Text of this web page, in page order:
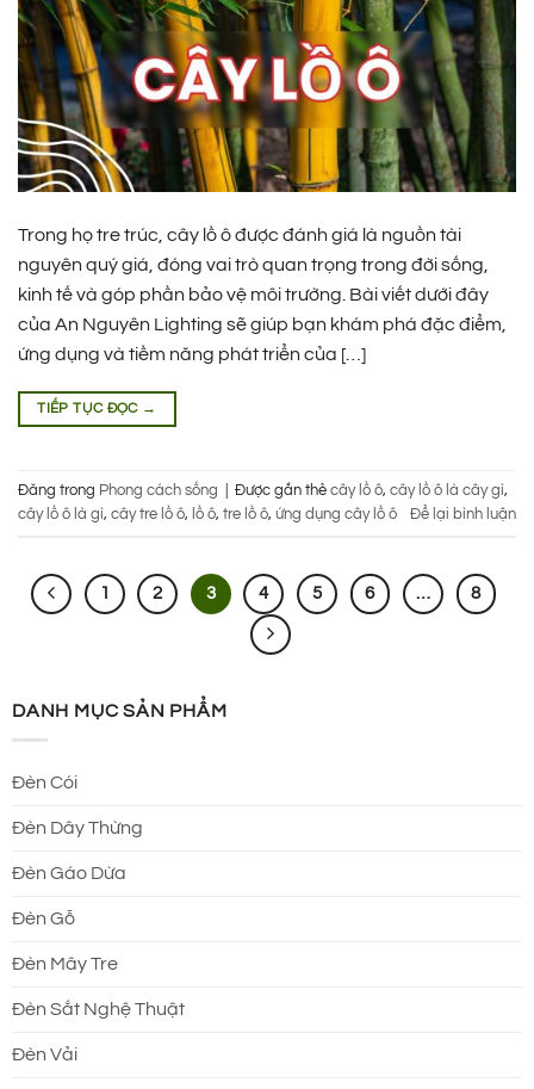
Trong họ tre trúc, cây lồ ô được đánh giá là nguồn tài
nguyên quý giá, đóng vai trò quan trọng trong đời sống,
kinh tế và góp phần bảo vệ môi trường. Bài viết dưới đây
của An Nguyên Lighting sẽ giúp bạn khám phá đặc điểm,
ứng dụng và tiềm năng phát triển của […]
TIẾP TỤC ĐỌC →
Đăng trong Phong cách sống Được gắn thẻ cây lồ ô, cây lồ ô là cây gì,
cây lồ ô là gì, cây tre lồ ô, lồ ô, tre lồ ô, ứng dụng cây lồ ô Để lại bình luận
1 2 3 4 5 6 … 8
DANH MỤC SẢN PHẨM
Đèn Cói
Đèn Dây Thừng
Đèn Gáo Dừa
Đèn Gỗ
Đèn Mây Tre
Đèn Sắt Nghệ Thuật
Đèn Vải